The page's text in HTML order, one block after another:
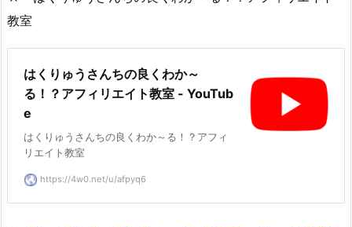
教室
はくりゅうさんちの良くわか～
る！？アフィリエイト教室 - YouTub
e
はくりゅうさんちの良くわか～る！？アフィ
リエイト教室
https://4w0.net/u/afpyq6